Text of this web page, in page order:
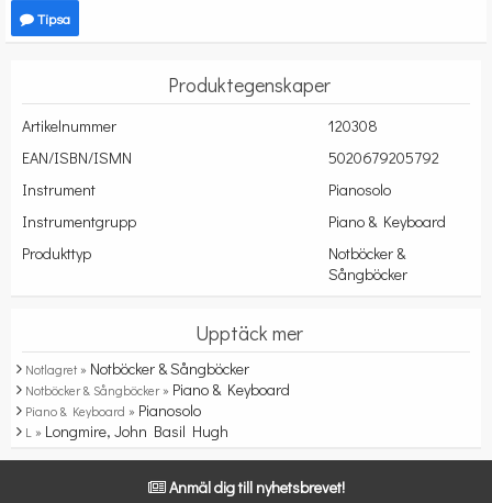
Tipsa
Produktegenskaper
Artikelnummer
120308
EAN/ISBN/ISMN
5020679205792
Instrument
Pianosolo
Instrumentgrupp
Piano & Keyboard
Produkttyp
Notböcker &
Sångböcker
Upptäck mer
Notlagret » Notböcker & Sångböcker
Notböcker & Sångböcker » Piano & Keyboard
Piano & Keyboard » Pianosolo
L » Longmire, John Basil Hugh
Anmäl dig till nyhetsbrevet!